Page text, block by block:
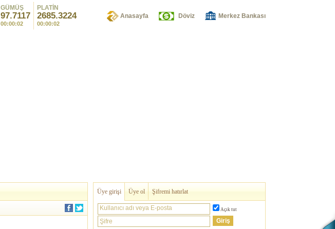
GÜMÜŞ
97.7117
00:00:02
PLATİN
2685.3224
00:00:02
Anasayfa Döviz Merkez Bankası
Üye girişi Üye ol Şifremi hatırlat
Kullanıcı adı veya E-posta Açık tut
Şifre